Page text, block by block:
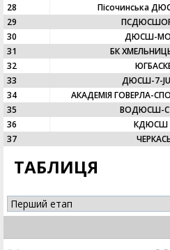
28
Пісочинська
29
30
ДЮСШ-
31
БК
32
33
ДЮСШ-7-
34
АКАДЕМІЯ ГОВЕРЛА-
35
ВОДЮСШ-
36
КДЮСШ
37
ТАБЛИЦЯ